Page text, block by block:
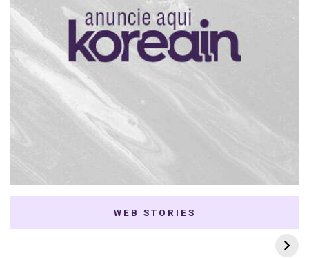
WEB STORIES
7 K-dramas Enemies
to Lovers
Thai Dramas com
First e Khaotung